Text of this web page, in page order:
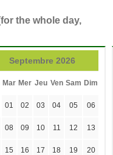
the whole day,
Septembre 2026
Mar Mer Jeu Ven Sam Dim
01 02 03 04 05 06
08 09 10 11 12 13
15 16 17 18 19 20